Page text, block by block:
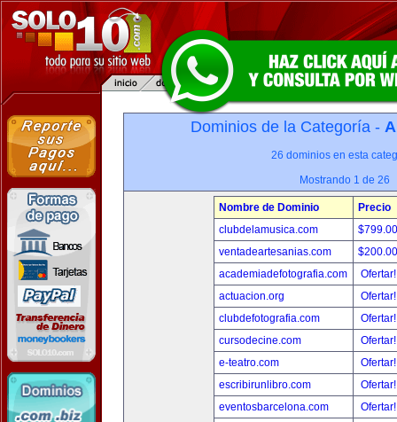
Dominios de la Categoría -
26 dominios en esta
Mostrando 1 de 26
Nombre de Dominio
Precio
clubdelamusica.com
ventadeartesanias.com
academiadefotografia.com
actuacion.org
clubdefotografia.com
cursodecine.com
e-teatro.com
escribirunlibro.com
eventosbarcelona.com